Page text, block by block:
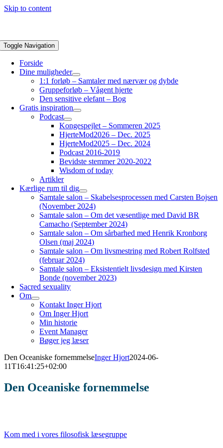
Skip to content
Toggle Navigation
Forside
Dine muligheder
1:1 forløb – Samtaler med nærvær og dybde
Gruppeforløb – Vågent hjerte
Den sensitive elefant – Bog
Gratis inspiration
Podcast
Kongespejlet – Sommeren 2025
HjerteMod2026 – Dec. 2025
HjerteMod2025 – Dec. 2024
Podcast 2016-2019
Bevidste stemmer 2020-2022
Wisdom of today
Artikler
Kærlige rum til dig
Samtale salon – Skabelsesprocessen med Carsten Bojsen
(November 2024)
Samtale salon – Om det væsentlige med David BR
Camacho (September 2024)
Samtale salon – Om sårbarhed med Henrik Kronborg
Olsen (maj 2024)
Samtale salon – Om livsmestring med Robert Rolfsted
(februar 2024)
Samtale salon – Eksistentielt livsdesign med Kirsten
Bonde (november 2023)
Sacred sexuality
Om
Kontakt Inger Hjort
Om Inger Hjort
Min historie
Event Manager
Bøger jeg læser
Den Oceaniske fornemmelseInger Hjort2024-06-
11T16:41:25+02:00
Den Oceaniske fornemmelse
Kom med i vores filosofisk læsegruppe